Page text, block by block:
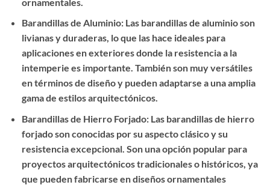
Barandillas de Aluminio: Las barandillas de aluminio son
livianas y duraderas, lo que las hace ideales para
aplicaciones en exteriores donde la resistencia a la
intemperie es importante. También son muy versátiles
en términos de diseño y pueden adaptarse a una amplia
gama de estilos arquitectónicos.
Barandillas de Hierro Forjado: Las barandillas de hierro
forjado son conocidas por su aspecto clásico y su
resistencia excepcional. Son una opción popular para
proyectos arquitectónicos tradicionales o históricos, ya
que pueden fabricarse en diseños ornamentales